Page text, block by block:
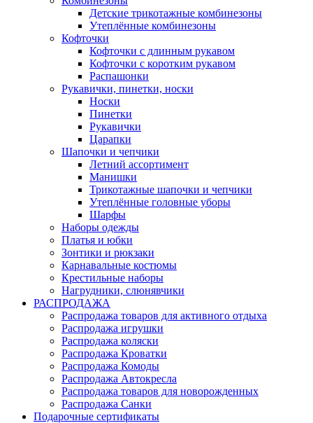
Детские трикотажные комбинезоны
Утеплённые комбинезоны
Кофточки
Кофточки с длинным рукавом
Кофточки с коротким рукавом
Распашонки
Рукавички, пинетки, носки
Носки
Пинетки
Рукавички
Царапки
Шапочки и чепчики
Летний ассортимент
Манишки
Трикотажные шапочки и чепчики
Утеплённые головные уборы
Шарфы
Наборы одежды
Платья и юбки
Зонтики и рюкзаки
Карнавальные костюмы
Крестильные наборы
Нагрудники, слюнявчики
РАСПРОДАЖА
Распродажа товаров для активного отдыха
Распродажа игрушки
Распродажа коляски
Распродажа Кроватки
Распродажа Комоды
Распродажа Автокресла
Распродажа товаров для новорожденных
Распродажа Санки
Подарочные сертификаты